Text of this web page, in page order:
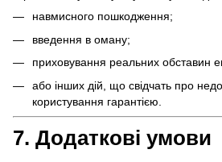
навмисного пошкодження;
введення в оману;
приховування реальних обставин
або інших дій, що свідчать про
користування гарантією.
7. Додаткові умови